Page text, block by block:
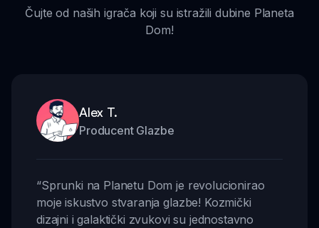
Čujte od naših igrača koji su istražili dubine Planeta
Dom!
Alex T.
Producent Glazbe
“Sprunki na Planetu Dom je revolucionirao
moje iskustvo stvaranja glazbe! Kozmički
dizajni i galaktički zvukovi su jednostavno